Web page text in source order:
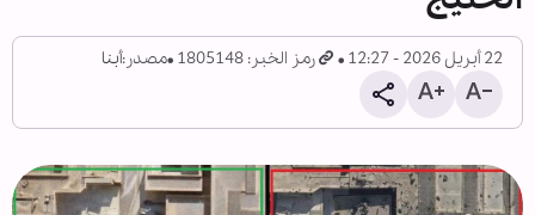
22 أبريل 2026 - 12:27 رمز الخبر: 1805148 مصدر:أبنا